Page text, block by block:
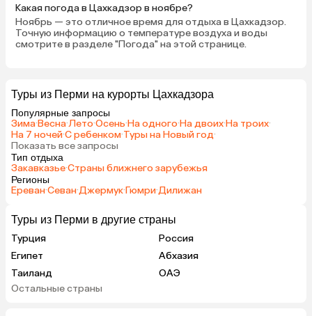
Какая погода в Цахкадзор в ноябре?
Ноябрь — это отличное время для отдыха в Цахкадзор.
Точную информацию о температуре воздуха и воды
смотрите в разделе "Погода" на этой странице.
Туры из Перми на курорты Цахкадзора
Популярные запросы
Зима·Весна·Лето·Осень·На одного·На двоих·На троих·
На 7 ночей·С ребенком·Туры на Новый год·
Показать все запросы
Тип отдыха
Закавказье·Страны ближнего зарубежья
Регионы
Ереван·Севан·Джермук·Гюмри·Дилижан
Туры из Перми в другие страны
Турция
Россия
Египет
Абхазия
Таиланд
ОАЭ
Гонконг
Остальные страны